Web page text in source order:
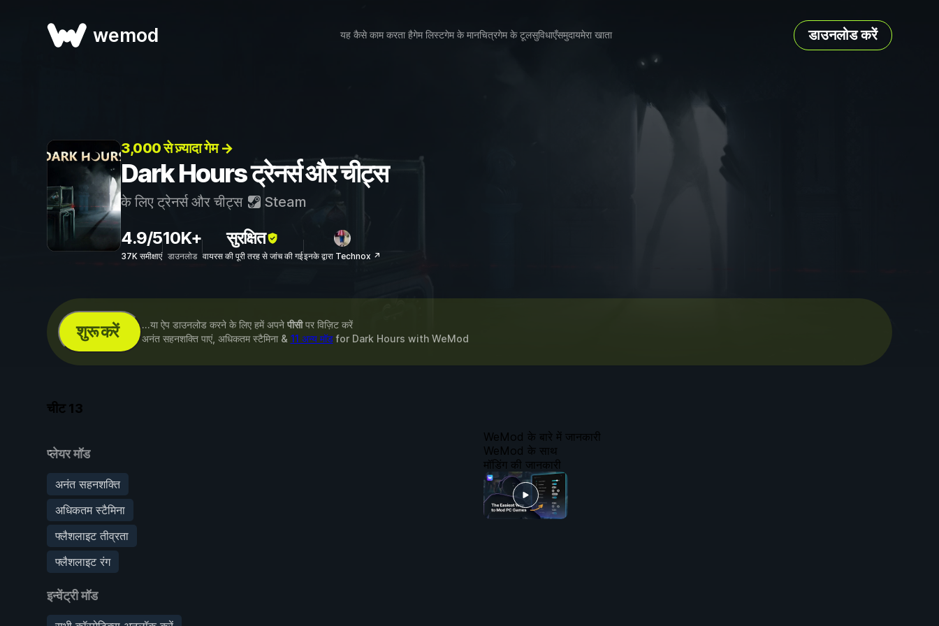
wemod यह कैसे काम करता हैगेम लिस्टगेम के मानचित्रगेम के टूलसुविधाएँसमुदायमेरा खाता डाउनलोड करें
3,000 से ज़्यादा गेम →
Dark Hours ट्रेनर्स और चीट्स
के लिए ट्रेनर्स और चीट्स Steam
4.9/5
37K समीक्षाएं
10K+
डाउनलोड
सुरक्षित
वायरस की पूरी तरह से जांच की गईइनके द्वारा Technox ↗
शुरू करें ...या ऐप डाउनलोड करने के लिए हमें अपने पीसीपर विज़िट करें
अनंत सहनशक्ति पाएं, अधिकतम स्टैमिना & 11 अन्य मॉडfor Dark Hours with WeMod
चीट 13
प्लेयर मॉड
अनंत सहनशक्ति
अधिकतम स्टैमिना
फ्लैशलाइट तीव्रता
फ्लैशलाइट रंग
इन्वेंट्री मॉड
WeMod के बारे में जानकारी
WeMod के साथ
मॉडिंग की जानकारी